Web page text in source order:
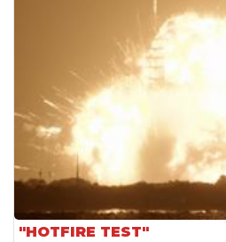
"HOTFIRE TEST"